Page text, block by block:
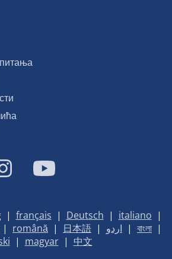
| français | Deutsch | italiano |
| română | 日本語 | اردو | বাংলা |
| magyar| 中文